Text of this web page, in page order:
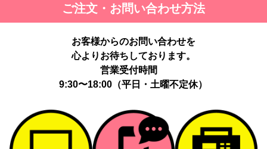
ご注文・お問い合わせ方法
お客様からのお問い合わせを
心よりお待ちしております。
営業受付時間
9:30〜18:00（平日・土曜不定休）